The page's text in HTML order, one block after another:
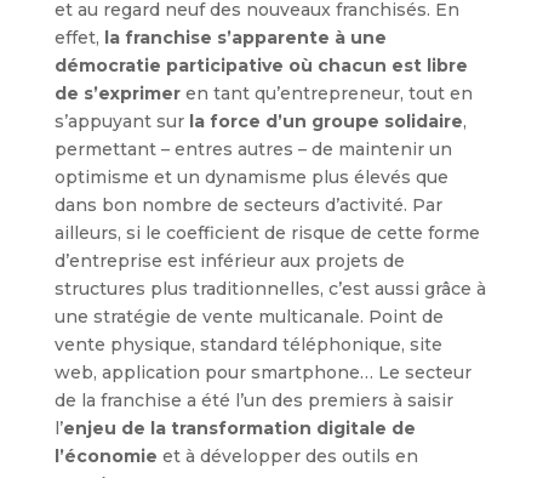
et au regard neuf des nouveaux franchisés. En
effet, la franchise s’apparente à une
démocratie participative où chacun est libre
de s’exprimeren tant qu’entrepreneur, tout en
s’appuyant sur la force d’un groupe solidaire,
permettant – entres autres – de maintenir un
optimisme et un dynamisme plus élevés que
dans bon nombre de secteurs d’activité. Par
ailleurs, si le coefficient de risque de cette forme
d’entreprise est inférieur aux projets de
structures plus traditionnelles, c’est aussi grâce à
une stratégie de vente multicanale. Point de
vente physique, standard téléphonique, site
web, application pour smartphone… Le secteur
de la franchise a été l’un des premiers à saisir
l’enjeu de la transformation digitale de
l’économie et à développer des outils en